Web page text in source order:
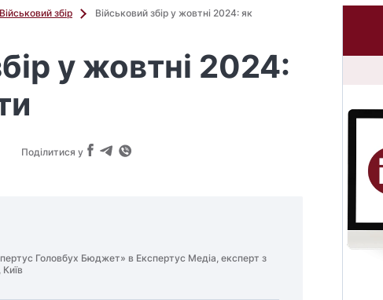
Військовий збір
Військовий збір у жовтні 2024: як
у жовтні 2024:
Поділитися у
Головбух Бюджет» в Експертус Медіа, експерт з
Київ